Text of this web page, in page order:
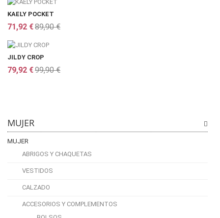
MUJER
MUJER
ABRIGOS Y CHAQUETAS
VESTIDOS
CALZADO
ACCESORIOS Y COMPLEMENTOS
KAELY POCKET
71,92 €89,90 €
JILDY CROP
79,92 €99,90 €